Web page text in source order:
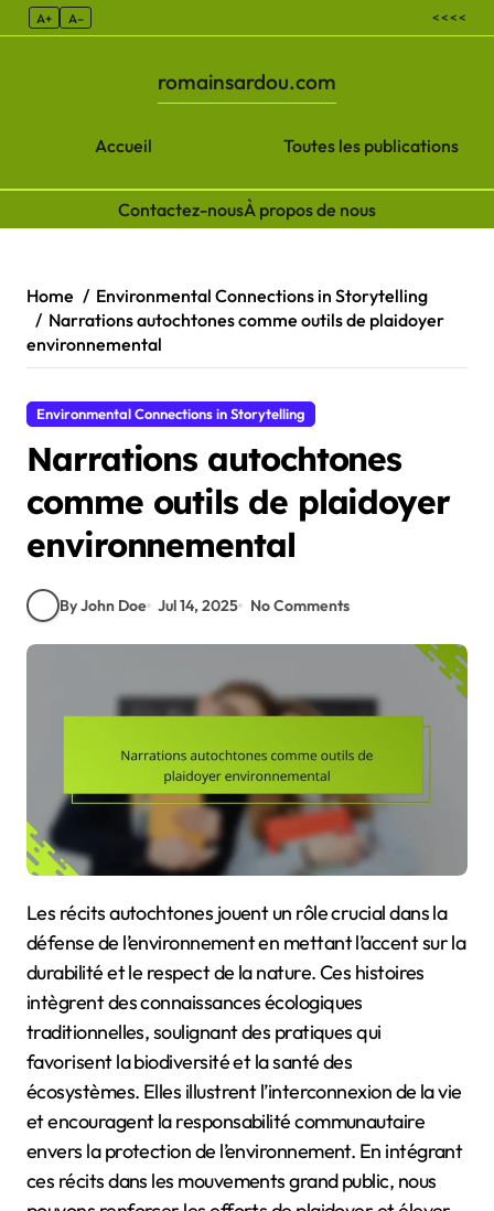
A+ A– < < < <
Accueil
romainsardou.com
Toutes les publications
Contactez-nousÀ propos de nous
Home
Environmental Connections in Storytelling
Narrations autochtones comme outils de plaidoyer
environnemental
Environmental Connections in Storytelling
Narrations autochtones
comme outils de plaidoyer
environnemental
By John Doe Jul 14, 2025 No Comments
Les récits autochtones jouent un rôle crucial dans la
défense de l’environnement en mettant l’accent sur la
durabilité et le respect de la nature. Ces histoires
intègrent des connaissances écologiques
traditionnelles, soulignant des pratiques qui
favorisent la biodiversité et la santé des
écosystèmes. Elles illustrent l’interconnexion de la vie
et encouragent la responsabilité communautaire
envers la protection de l’environnement. En intégrant
ces récits dans les mouvements grand public, nous